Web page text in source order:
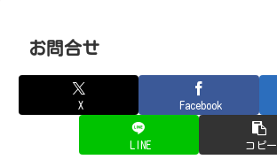
お問合せ
X Facebook
LINE コピー